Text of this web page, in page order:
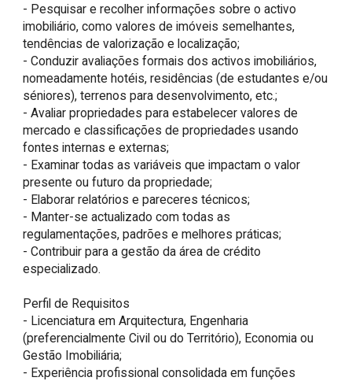
- Pesquisar e recolher informações sobre o activo
imobiliário, como valores de imóveis semelhantes,
tendências de valorização e localização;
- Conduzir avaliações formais dos activos imobiliários,
nomeadamente hotéis, residências (de estudantes e/ou
séniores), terrenos para desenvolvimento, etc.;
- Avaliar propriedades para estabelecer valores de
mercado e classificações de propriedades usando
fontes internas e externas;
- Examinar todas as variáveis que impactam o valor
presente ou futuro da propriedade;
- Elaborar relatórios e pareceres técnicos;
- Manter-se actualizado com todas as
regulamentações, padrões e melhores práticas;
- Contribuir para a gestão da área de crédito
especializado.
Perfil de Requisitos
- Licenciatura em Arquitectura, Engenharia
(preferencialmente Civil ou do Território), Economia ou
Gestão Imobiliária;
- Experiência profissional consolidada em funções